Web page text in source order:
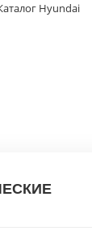
Hyundai